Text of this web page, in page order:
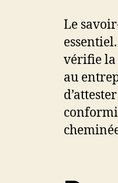
Le
vérifie la
au